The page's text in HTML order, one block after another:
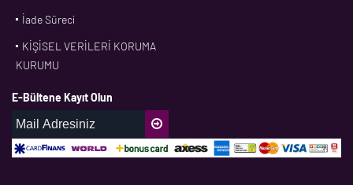
DPH
İade Süreci
KİŞİSEL VERİLERİ KORUMA
KURUMU
E-Bültene Kayıt Olun